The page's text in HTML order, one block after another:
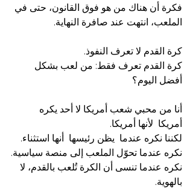
فكرة أن هناك من هو فوق القانون، حتى في
الملعب، انتهت عند صافرة النهاية.
كرة القدم لا تعرف النفوذ.
كرة القدم تعرف فقط: من لعب بشكل
أفضل اليوم؟
أنا من محبي شعب أمريكا لا أحد يكره
أمريكا  لأنها أمريكا.
لكننا نكره عندما  يظن رئيسها  أنها استثناء.
نكره عندما تحوّل الملعب إلى منصة سياسية.
نكره عندما تنسى أن الكرة تُلعب بالقدم، لا
بالهوية.